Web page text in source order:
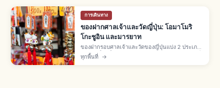
การเดินทาง
ของฝากศาลเจ้าและวัดญี่ปุ่น: โอมาโมริ
โกะชูอิน และมารยาท
ของฝากรอบศาลเจ้าและวัดของญี่ปุ่นแบ่ง 2 ประเภท:
ของศักดิ์สิทธิ์ในเขตวัด (โอมาโมริ โกะชูอิน เอมะ) ที่
"ได้รับ" ผ่านฮัตสึโฮเรียว และของฝากที่ "ซื้อ" จาก
ทุกพื้นที่ →